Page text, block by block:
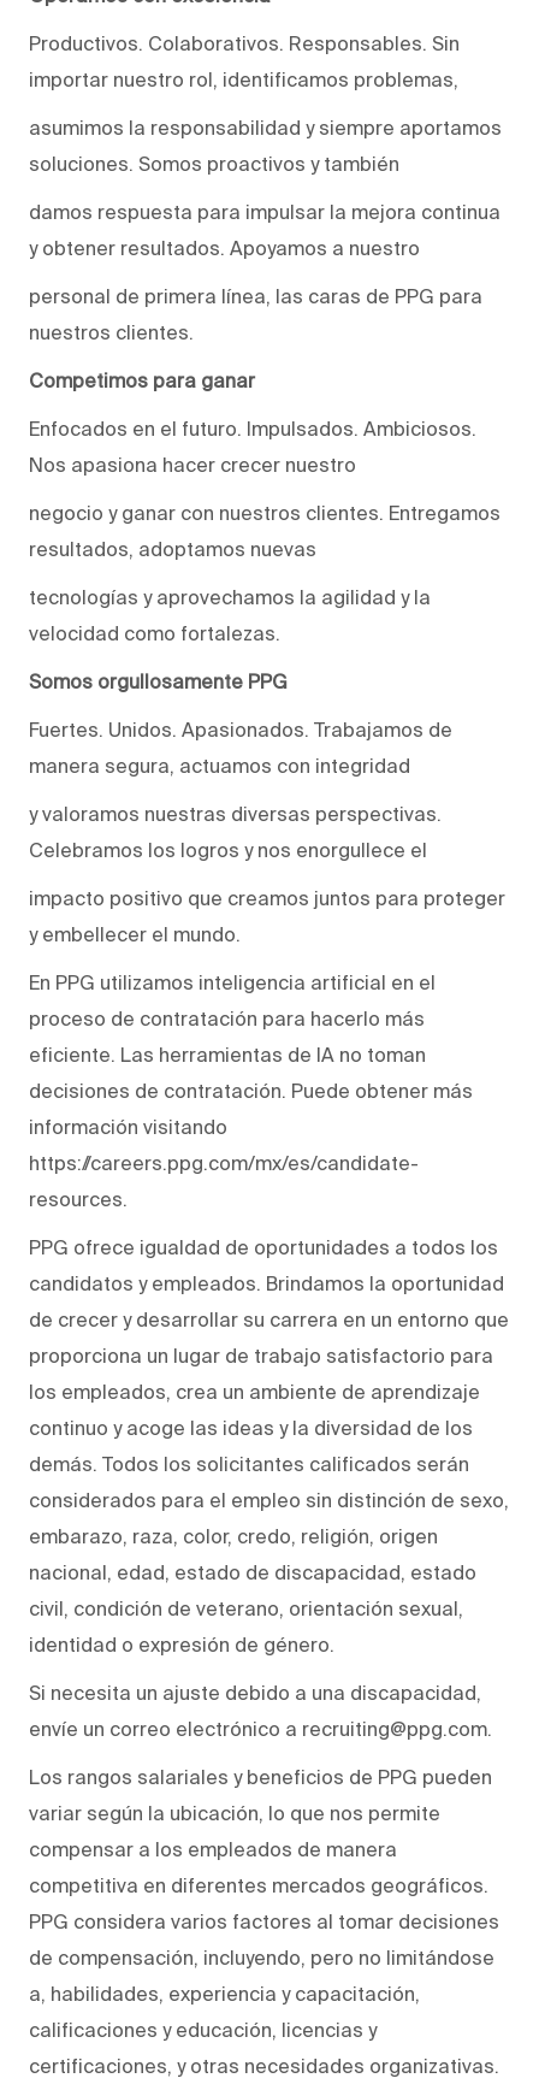
Productivos. Colaborativos. Responsables. Sin
importar nuestro rol, identificamos problemas,
asumimos la responsabilidad y siempre aportamos
soluciones. Somos proactivos y también
damos respuesta para impulsar la mejora continua
y obtener resultados. Apoyamos a nuestro
personal de primera línea, las caras de PPG para
nuestros clientes.
Competimos para ganar
Enfocados en el futuro. Impulsados. Ambiciosos.
Nos apasiona hacer crecer nuestro
negocio y ganar con nuestros clientes. Entregamos
resultados, adoptamos nuevas
tecnologías y aprovechamos la agilidad y la
velocidad como fortalezas.
Somos orgullosamente PPG
Fuertes. Unidos. Apasionados. Trabajamos de
manera segura, actuamos con integridad
y valoramos nuestras diversas perspectivas.
Celebramos los logros y nos enorgullece el
impacto positivo que creamos juntos para proteger
y embellecer el mundo.
En PPG utilizamos inteligencia artificial en el
proceso de contratación para hacerlo más
eficiente. Las herramientas de IA no toman
decisiones de contratación. Puede obtener más
información visitando
https://careers.ppg.com/mx/es/candidate-
resources.
PPG ofrece igualdad de oportunidades a todos los
candidatos y empleados. Brindamos la oportunidad
de crecer y desarrollar su carrera en un entorno que
proporciona un lugar de trabajo satisfactorio para
los empleados, crea un ambiente de aprendizaje
continuo y acoge las ideas y la diversidad de los
demás. Todos los solicitantes calificados serán
considerados para el empleo sin distinción de sexo,
embarazo, raza, color, credo, religión, origen
nacional, edad, estado de discapacidad, estado
civil, condición de veterano, orientación sexual,
identidad o expresión de género.
Si necesita un ajuste debido a una discapacidad,
envíe un correo electrónico a recruiting@ppg.com.
Los rangos salariales y beneficios de PPG pueden
variar según la ubicación, lo que nos permite
compensar a los empleados de manera
competitiva en diferentes mercados geográficos.
PPG considera varios factores al tomar decisiones
de compensación, incluyendo, pero no limitándose
a, habilidades, experiencia y capacitación,
calificaciones y educación, licencias y
certificaciones, y otras necesidades organizativas.